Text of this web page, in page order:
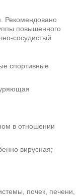
Рекомендовано
повышенного
сосудистый
спортивные
в отношении
вирусная;
почек, печени,